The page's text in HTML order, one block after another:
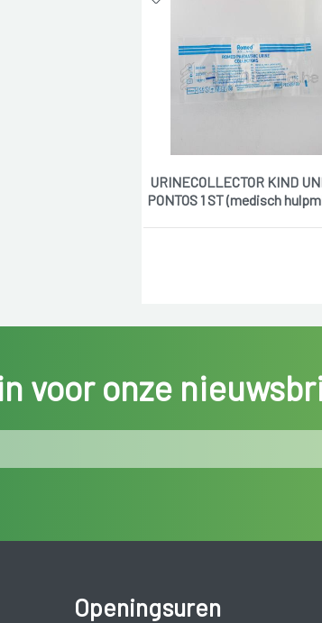
URINECOLLECTOR KIND
PONTOS 1 ST (medisch
voor onze
Openingsuren